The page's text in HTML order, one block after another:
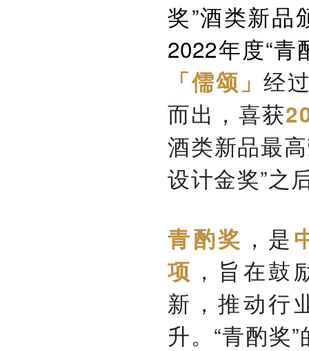
奖”酒类新品
2022年度“青
「儒颂」经
而出，喜获
酒类新品最
设计金奖”之
青酌奖 ，是
项 ，旨在
新，推动行
升。“青酌奖